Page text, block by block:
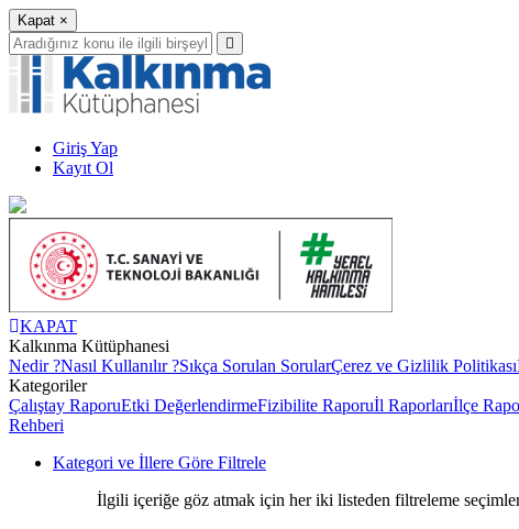
Kapat ×
Giriş Yap
Kayıt Ol
KAPAT
Kalkınma Kütüphanesi
Nedir ?Nasıl Kullanılır ?Sıkça Sorulan SorularÇerez ve Gizlilik Politikası
Kategoriler
Çalıştay RaporuEtki DeğerlendirmeFizibilite Raporuİl Raporlarıİlçe
Rehberi
Kategori ve İllere Göre Filtrele
İlgili içeriğe göz atmak için her iki listeden filtreleme